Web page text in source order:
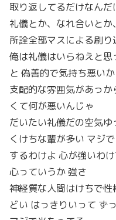
取り返してるだけなんだ
礼儀とか、なれ合いと
所詮全部マスによる刷
俺は礼儀はいらねえと
と 偽善的で気持ち悪い
支配的な雰囲気があっ
くて何が悪いんじゃ
だいたい礼儀だの空気
くけちな輩が多い マジ
するわけよ 心が強いわ
心っていうか 強さ
神経質な人間はけちで
どい はっきりいって ず